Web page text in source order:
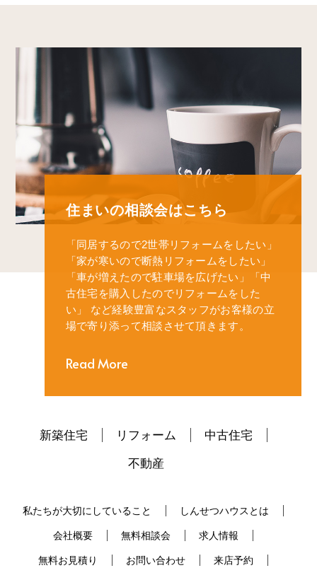
住まいの相談会はこちら
「同居するので2世帯リフォームをしたい」
「家が寒いので断熱リフォームをしたい」
「車が増えたので駐車場を広げたい」
「中
古住宅を購入したのでリフォームをした
い」
など経験豊富なスタッフがお客様の立
場で寄り添って相談させて頂きます。
Read More
新築住宅 リフォーム
中古住宅
不動産
私たちが大切にしていること しんせつハウスとは
会社概要 無料相談会 求人情報
無料お見積り お問い合わせ 来店予約